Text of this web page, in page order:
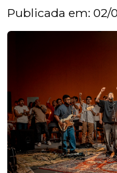
Publicada em: 02/